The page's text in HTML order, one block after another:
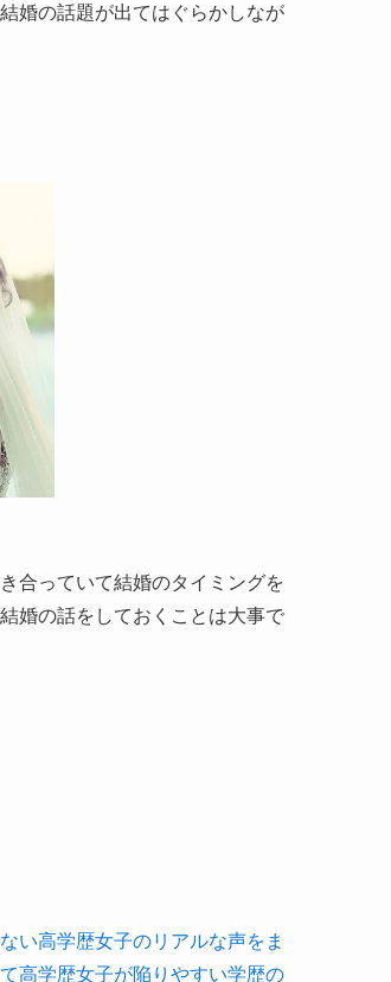
婚の話題が出てはぐらかしなが
合っていて結婚のタイミングを
婚の話をしておくことは大事で
い高学歴女子のリアルな声をま
高学歴女子が陥りやすい学歴の